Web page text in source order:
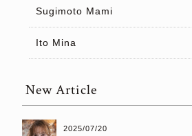
Sugimoto Mami
Ito Mina
New Article
2025/07/20